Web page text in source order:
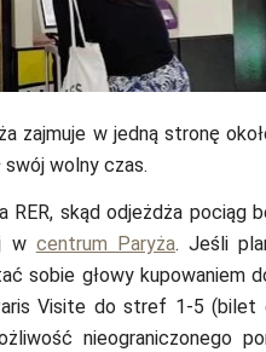
zajmuje w jedną stronę
wolny czas.
skąd odjeżdża pociąg
w centrum Paryża. Jeśli
sobie głowy kupowaniem
Visite do stref 1-5 (bilet
nieograniczonego